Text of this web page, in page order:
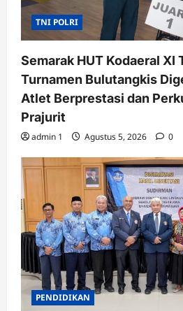
TNI POLRI
Semarak HUT Kodaeral XI
Turnamen Bulutangkis
Atlet Berprestasi dan
Prajurit
admin 1 Agustus 5, 2026 0
PENDIDIKAN